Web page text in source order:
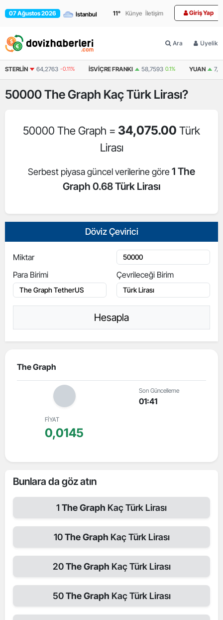
07 Ağustos 2026 11° Künye İletişim Giriş Yap
Ara Üyelik
STERLIN 64,2763 -0.11% İSVIÇRE FRANKI 58,7593 0.1% YUAN
50000The Graph Kaç Türk Lirası?
50000 The Graph = 34,075.00 Türk
Lirası
Serbest piyasa güncel verilerine göre 1 The
Graph 0.68 Türk Lirası
Döviz Çevirici
Miktar
Para Birimi
Çevrileceği Birim
Hesapla
The Graph
Son Güncelleme
01:41
FİYAT
0,0145
Bunlara da göz atın
1 The Graph Kaç Türk Lirası
10The Graph Kaç Türk Lirası
20The Graph Kaç Türk Lirası
50The Graph Kaç Türk Lirası